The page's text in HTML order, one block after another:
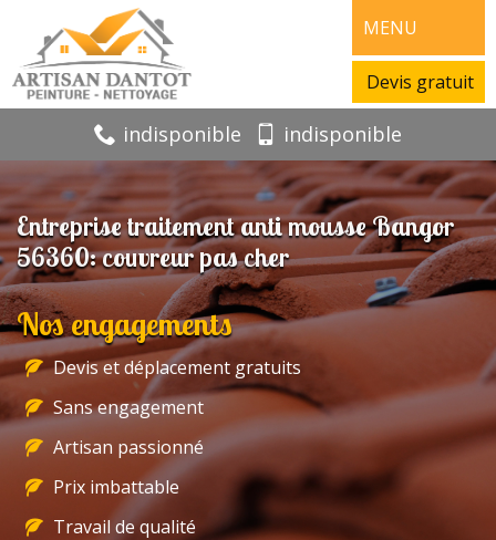
MENU
Devis gratuit
indisponible indisponible
Entreprise traitement anti mousse Bangor
56360: couvreur pas cher
Nos engagements
Devis et déplacement gratuits
Sans engagement
Artisan passionné
Prix imbattable
Travail de qualité